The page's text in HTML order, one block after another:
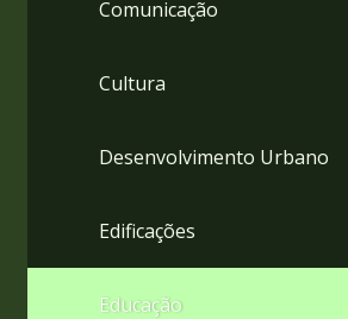
Comunicação
Cultura
Desenvolvimento Urbano
Edificações
Educação